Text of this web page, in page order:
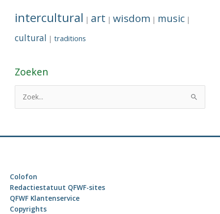
intercultural | art | wisdom | music |
cultural | traditions
Zoeken
r
:
Colofon
Redactiestatuut QFWF-sites
QFWF Klantenservice
Copyrights